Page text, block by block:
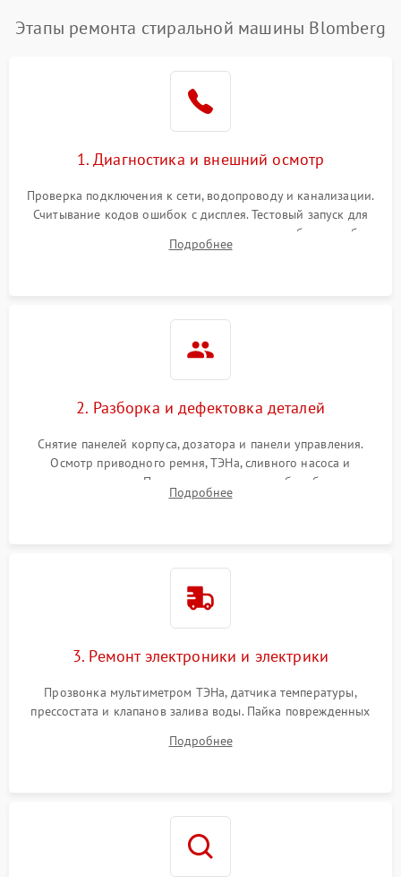
2200 ₽ Подробнее →
Этапы ремонта стиральной машины Blomberg
1. Диагностика и внешний осмотр
Проверка подключения к сети, водопроводу и канализации.
Считывание кодов ошибок с дисплея. Тестовый запуск для
выявления посторонних шумов, протечек или сбоев в работе
электронного модуля управления.
Подробнее
2. Разборка и дефектовка деталей
Снятие панелей корпуса, дозатора и панели управления.
Осмотр приводного ремня, ТЭНа, сливного насоса и
амортизаторов. Проверка подшипников барабана и
крестовины на износ, а манжеты люка на разрывы.
Подробнее
3. Ремонт электроники и электрики
Прозвонка мультиметром ТЭНа, датчика температуры,
прессостата и клапанов залива воды. Пайка поврежденных
Восстановление целостности проводки и контактов.
Подробнее